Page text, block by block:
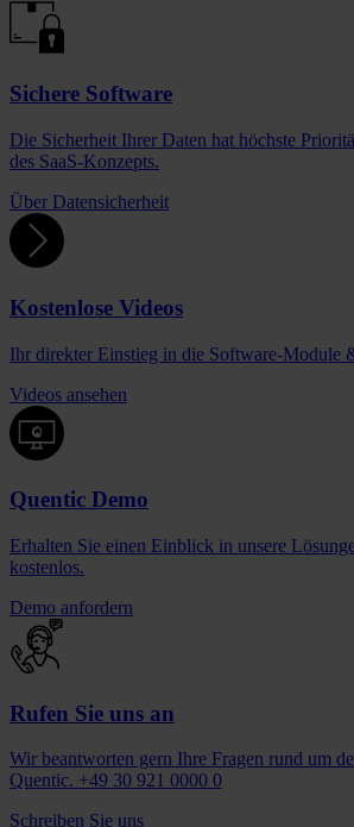
Sichere Software
Die Sicherheit Ihrer Daten hat höchste
des SaaS-Konzepts.
Über Datensicherheit
Kostenlose Videos
Ihr direkter Einstieg in die Software-Module
Videos ansehen
Quentic Demo
Erhalten Sie einen Einblick in unsere
kostenlos.
Demo anfordern
Rufen Sie uns an
Wir beantworten gern Ihre Fragen rund um
Quentic. +49 30 921 0000 0
Schreiben Sie uns